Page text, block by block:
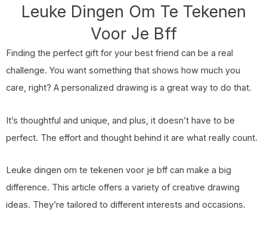
Leuke Dingen Om Te Tekenen
Voor Je Bff
Finding the perfect gift for your best friend can be a real
challenge. You want something that shows how much you
care, right? A personalized drawing is a great way to do that.
It’s thoughtful and unique, and plus, it doesn’t have to be
perfect. The effort and thought behind it are what really count.
Leuke dingen om te tekenen voor je bff can make a big
difference. This article offers a variety of creative drawing
ideas. They’re tailored to different interests and occasions.